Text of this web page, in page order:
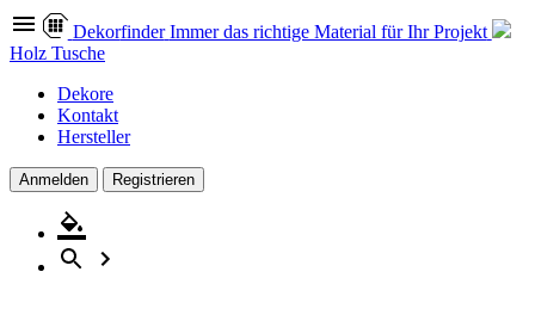
Dekorfinder Immer das richtige Material für Ihr Projekt
Holz Tusche
Dekore
Kontakt
Hersteller
Anmelden Registrieren